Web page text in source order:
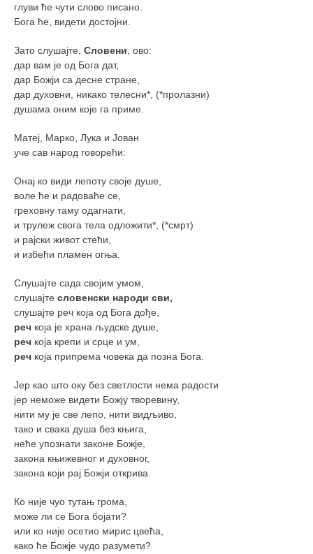
глуви ће чути слово писано.
Бога ће, видети достојни.
Зато слушајте, Словени , ово:
дар вам је од Бога дат,
дар Божји са десне стране,
дар духовни, никако телесни*, (*пролазни)
душама оним које га приме.
Матеј, Марко, Лука и Јован
уче сав народ говорећи:
Онај ко види лепоту своје душе,
воле ће и радоваће се,
греховну таму одагнати,
и трулеж свога тела одложити*, (*смрт)
и рајски живот стећи,
и избећи пламен огња.
Слушајте сада својим умом,
слушајте словенски народи сви,
слушајте реч која од Бога дође,
реч која је храна људске душе,
реч која крепи и срце и ум,
реч која припрема човека да позна Бога.
Јер као што оку без светлости нема радости
јер неможе видети Божју творевину,
нити му је све лепо, нити видљиво,
тако и свака душа без књига,
неће упознати законе Божје,
закона књижевног и духовног,
закона који рај Божји открива.
Ко није чуо тутањ грома,
може ли се Бога бојати?
или ко није осетио мирис цвећа,
како ће Божје чудо разумети?